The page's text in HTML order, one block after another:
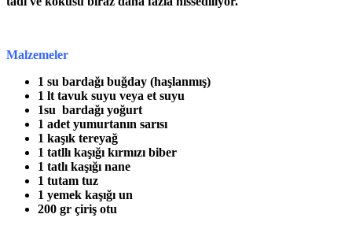
Malzemeler
1 su bardağı buğday (haşlanmış)
1 lt tavuk suyu veya et suyu
1su bardağı yoğurt
1 adet yumurtanın sarısı
1 kaşık tereyağ
1 tatllı kaşığı kırmızı biber
1 tatlı kaşığı nane
1 tutam tuz
1 yemek kaşığı un
200 gr çiriş otu